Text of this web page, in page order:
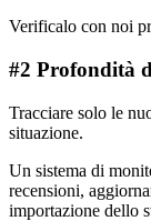
Verificalo con noi
#2 Profondità
Tracciare solo le
situazione.
Un sistema di
recensioni,
importazione dello